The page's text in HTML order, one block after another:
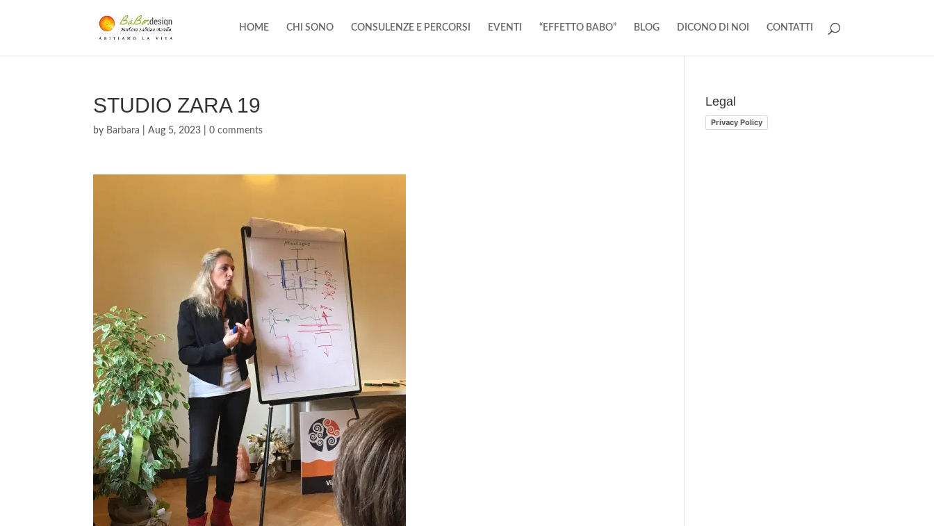
HOME CHI SONO CONSULENZE E PERCORSI EVENTI “EFFETTO BABO” BLOG DICONO DI NOI CONTATTI
STUDIO ZARA 19
by Barbara |Aug 5, 2023 |0 comments
Legal
Privacy Policy